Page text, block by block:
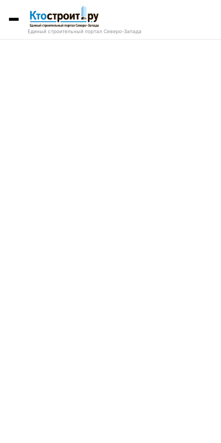
Единый строительный портал Северо-Запада